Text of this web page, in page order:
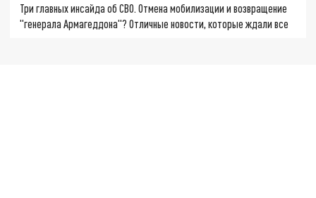
Три главных инсайда об СВО. Отмена мобилизации и возвращение
"генерала Армагеддона"? Отличные новости, которые ждали все